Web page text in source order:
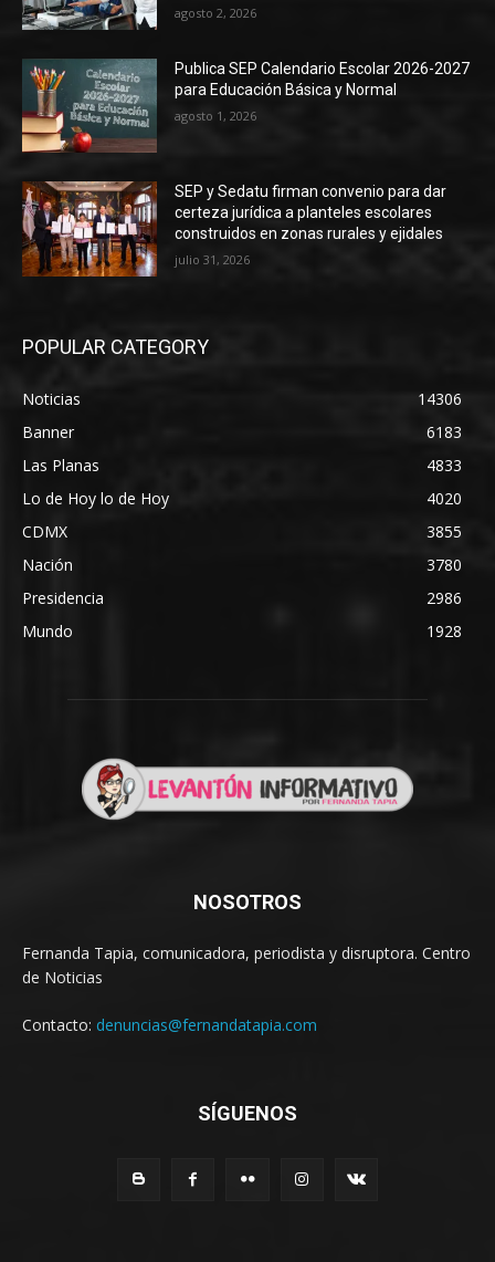
agosto 2, 2026
Publica SEP Calendario Escolar 2026-2027
para Educación Básica y Normal
agosto 1, 2026
SEP y Sedatu firman convenio para dar
certeza jurídica a planteles escolares
construidos en zonas rurales y ejidales
julio 31, 2026
POPULAR CATEGORY
Noticias
14306
Banner
6183
Las Planas
4833
Lo de Hoy lo de Hoy
4020
CDMX
3855
Nación
3780
Presidencia
2986
Mundo
1928
NOSOTROS
Fernanda Tapia, comunicadora, periodista y disruptora. Centro
de Noticias
Contacto: denuncias@fernandatapia.com
SÍGUENOS